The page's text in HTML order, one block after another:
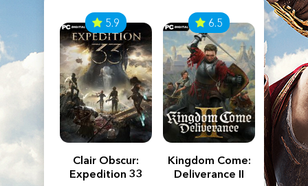
Creed
5.9
Clair Obscur:
Expedition 33
6.5
Kingdom Come:
Deliverance II
The